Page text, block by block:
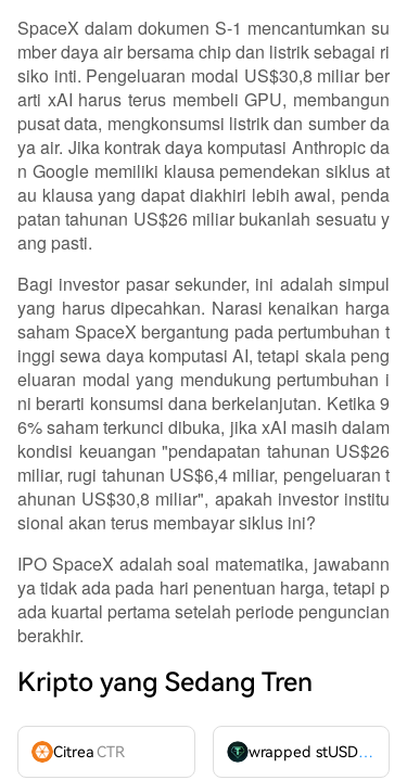
SpaceX dalam dokumen S-1 mencantumkan su
mber daya air bersama chip dan listrik sebagai ri
siko inti. Pengeluaran modal US$30,8 miliar ber
arti xAI harus terus membeli GPU, membangun
pusat data, mengkonsumsi listrik dan sumber da
ya air. Jika kontrak daya komputasi Anthropic da
n Google memiliki klausa pemendekan siklus at
au klausa yang dapat diakhiri lebih awal, penda
patan tahunan US$26 miliar bukanlah sesuatu y
ang pasti.
Bagi investor pasar sekunder, ini adalah simpul
yang harus dipecahkan. Narasi kenaikan harga
saham SpaceX bergantung pada pertumbuhan t
inggi sewa daya komputasi AI, tetapi skala peng
eluaran modal yang mendukung pertumbuhan i
ni berarti konsumsi dana berkelanjutan. Ketika 9
6% saham terkunci dibuka, jika xAI masih dalam
kondisi keuangan "pendapatan tahunan US$26
miliar, rugi tahunan US$6,4 miliar, pengeluaran t
ahunan US$30,8 miliar", apakah investor institu
sional akan terus membayar siklus ini?
IPO SpaceX adalah soal matematika, jawabann
ya tidak ada pada hari penentuan harga, tetapi p
ada kuartal pertama setelah periode penguncian
berakhir.
Kripto yang Sedang Tren
CitreaCTR wrapped stUSDT